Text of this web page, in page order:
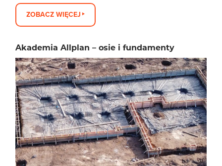
ZOBACZ WIĘCEJ
Akademia Allplan – osie i fundamenty